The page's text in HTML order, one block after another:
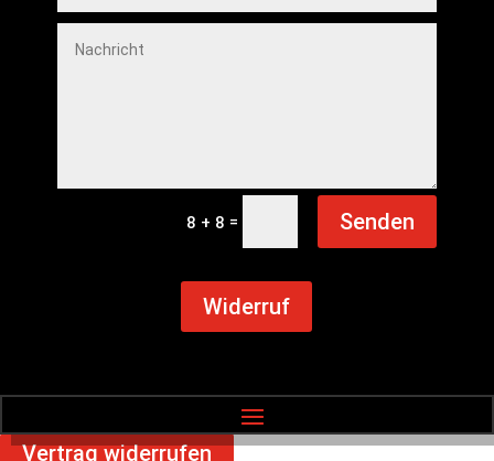
8 + 8 = Senden
Widerruf
Vertrag widerrufen